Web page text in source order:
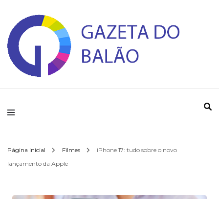
Gazeta do Balao
Página inicial Filmes
iPhone 17: tudo sobre o novo
lançamento da Apple